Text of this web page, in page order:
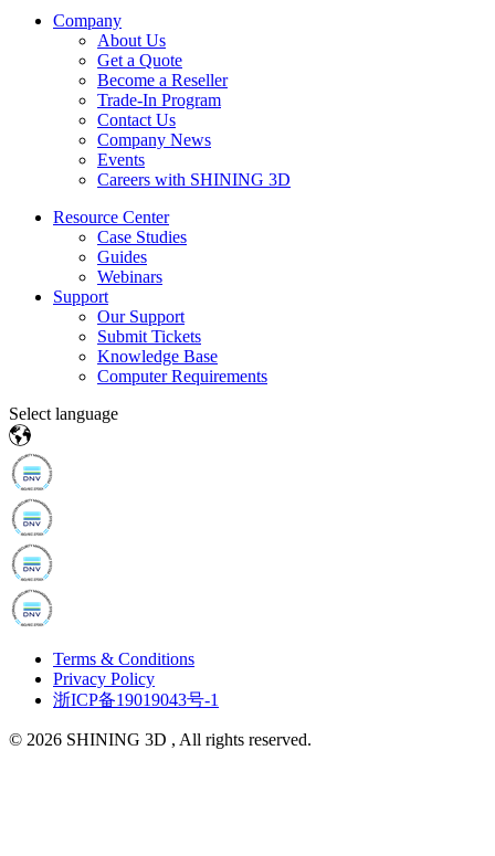
Company
About Us
Get a Quote
Become a Reseller
Trade-In Program
Contact Us
Company News
Events
Careers with SHINING 3D
Resource Center
Case Studies
Guides
Webinars
Support
Our Support
Submit Tickets
Knowledge Base
Computer Requirements
Select language
Terms & Conditions
Privacy Policy
浙ICP备19019043号-1
© 2026 SHINING 3D , All rights reserved.